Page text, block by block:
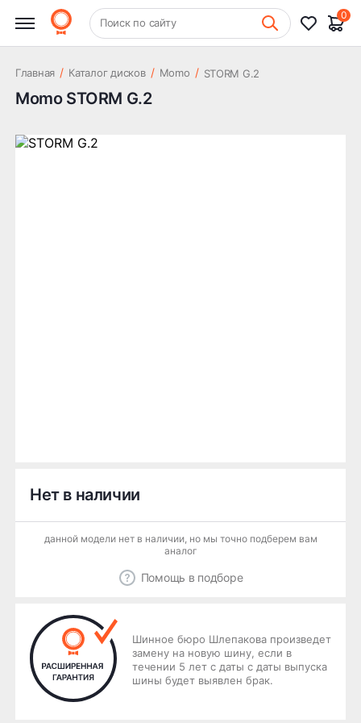
+7 (831) 261-35-35 Шиномонтаж
Поиск по сайту
0
Главная / Каталог дисков / Momo / STORM G.2
Momo STORM G.2
Нет в наличии
данной модели нет в наличии, но мы точно подберем вам
аналог
Помощь в подборе
Шинное бюро Шлепакова произведет
замену на новую шину, если в
течении 5 лет с даты с даты выпуска
шины будет выявлен брак.